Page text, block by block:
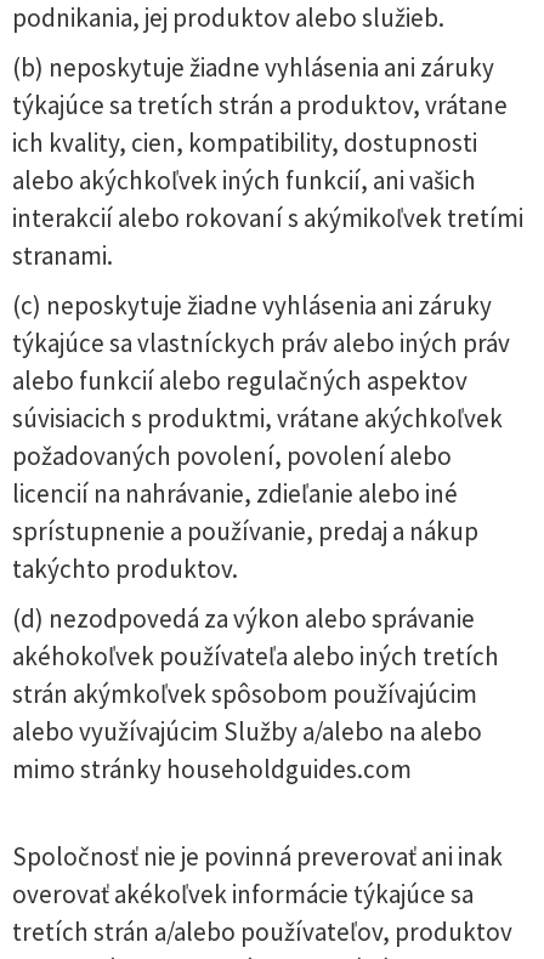
podnikania, jej produktov alebo služieb.
(b) neposkytuje žiadne vyhlásenia ani záruky
týkajúce sa tretích strán a produktov, vrátane
ich kvality, cien, kompatibility, dostupnosti
alebo akýchkoľvek iných funkcií, ani vašich
interakcií alebo rokovaní s akýmikoľvek tretími
stranami.
(c) neposkytuje žiadne vyhlásenia ani záruky
týkajúce sa vlastníckych práv alebo iných práv
alebo funkcií alebo regulačných aspektov
súvisiacich s produktmi, vrátane akýchkoľvek
požadovaných povolení, povolení alebo
licencií na nahrávanie, zdieľanie alebo iné
sprístupnenie a používanie, predaj a nákup
takýchto produktov.
(d) nezodpovedá za výkon alebo správanie
akéhokoľvek používateľa alebo iných tretích
strán akýmkoľvek spôsobom používajúcim
alebo využívajúcim Služby a/alebo na alebo
mimo stránky householdguides.com
Spoločnosť nie je povinná preverovať ani inak
overovať akékoľvek informácie týkajúce sa
tretích strán a/alebo používateľov, produktov